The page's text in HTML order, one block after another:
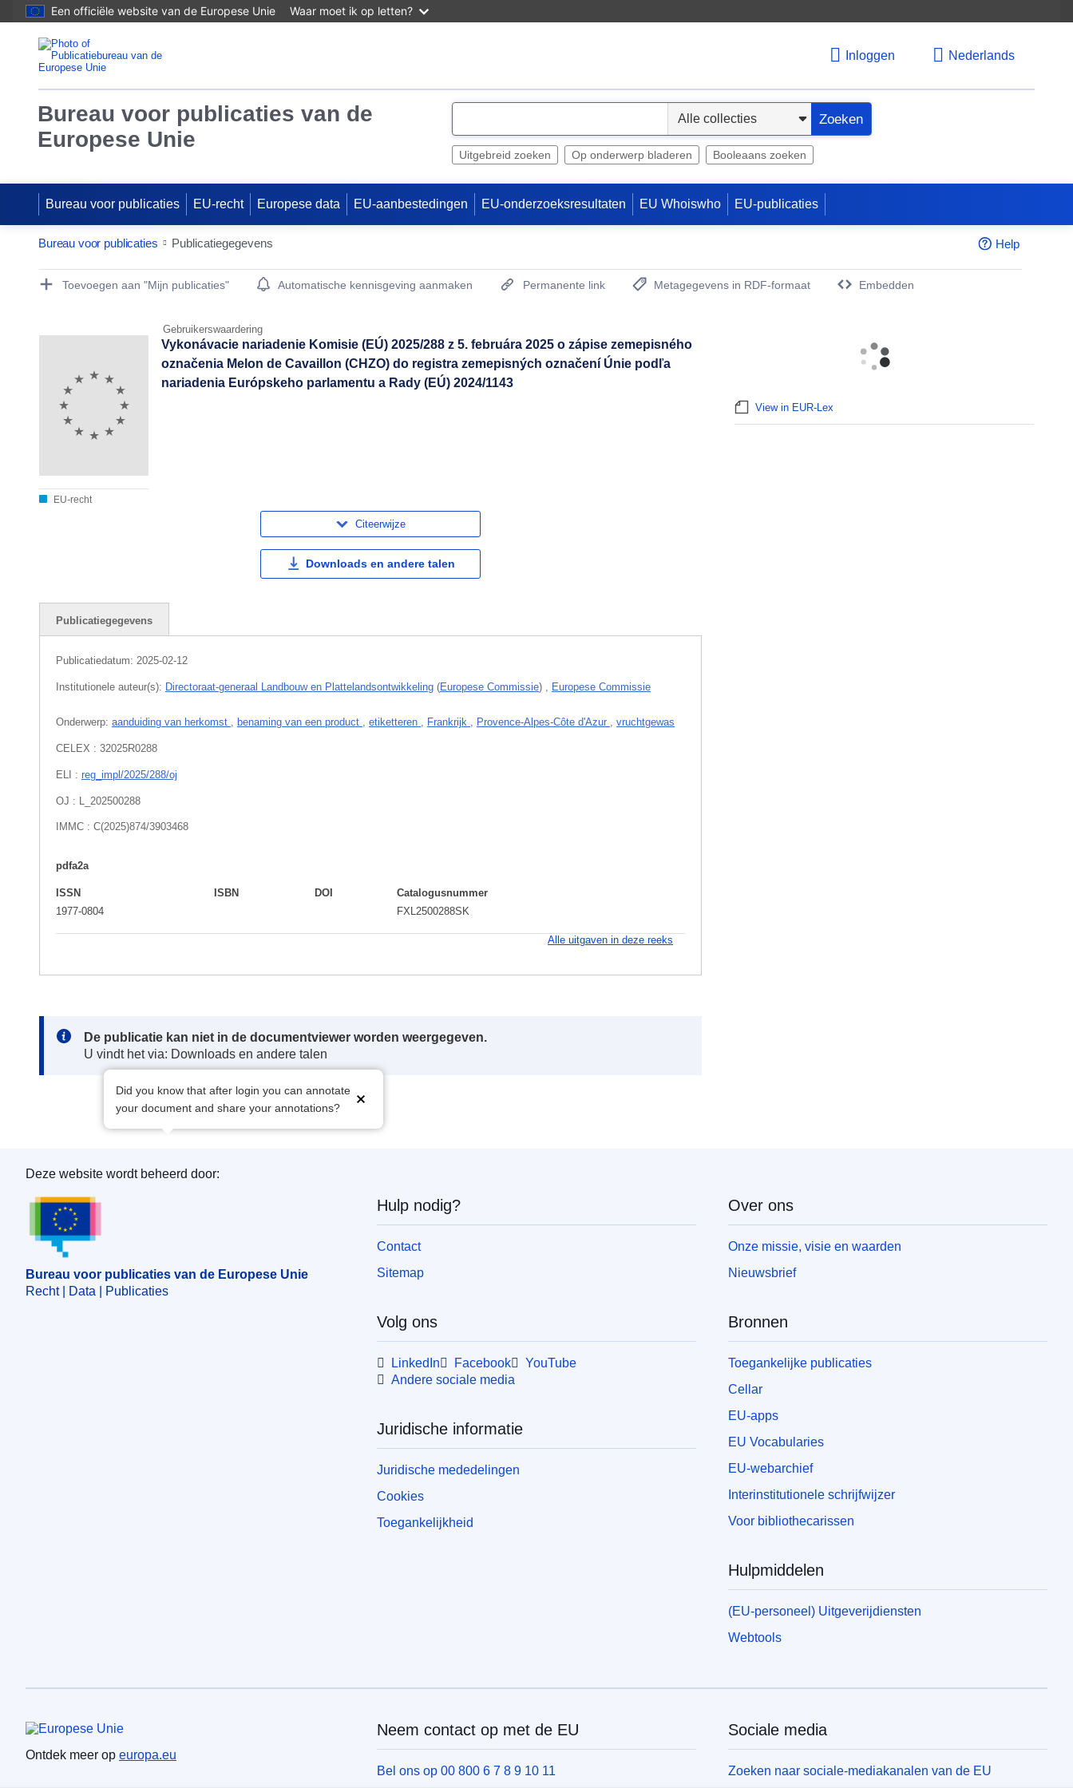
Een officiële website van de Europese Unie Waar moet ik op letten?
Inloggen Nederlands
Bureau voor publicaties van de
Europese Unie
e
Zoeken
Uitgebreid zoeken Op onderwerp bladeren Booleaans zoeken
Bureau voor publicaties EU-recht Europese data EU-aanbestedingen EU-onderzoeksresultaten EU Whoiswho EU-publicaties
Bureau voor publicaties Publicatiegegevens Help
Publication Detail Actions Portlet
Toevoegen aan "Mijn publicaties" Automatische kennisgeving aanmaken Permanente link
Metagegevens in RDF-formaat
Embedden
Gebruikerswaardering
EU-recht
Vykonávacie nariadenie Komisie (EÚ) 2025/288 z 5. februára 2025 o zápise zemepisného
označenia Melon de Cavaillon (CHZO) do registra zemepisných označení Únie podľa
nariadenia Európskeho parlamentu a Rady (EÚ) 2024/1143
Citeerwijze
Downloads en andere talen
Publicatiegegevens
Publicatiedatum: 2025-02-12
Institutionele auteur(s): Directoraat-generaal Landbouw en Plattelandsontwikkeling (Europese Commissie) , Europese Commissie
Onderwerp: aanduiding van herkomst , benaming van een product , etiketteren , Frankrijk , Provence-Alpes-Côte d'Azur , vruchtgewas
CELEX : 32025R0288
ELI : reg_impl/2025/288/oj
OJ : L_202500288
IMMC : C(2025)874/3903468
pdfa2a
ISSN
1977-0804
ISBN DOI
Catalogusnummer
FXL2500288SK
Alle uitgaven in deze reeks
Note:
De publicatie kan niet in de documentviewer worden weergegeven.
U vindt het via: Downloads en andere talen
Did you know that after login you can annotate
your document and share your annotations?
View in EUR-Lex
Bureau voor publicaties van de Europese Unie
Deze website wordt beheerd door:
Bureau voor publicaties van de Europese Unie
Recht | Data | Publicaties
Hulp nodig?
Contact
Sitemap
Volg ons
LinkedIn Facebook
YouTube
Andere sociale media
Juridische informatie
Juridische mededelingen
Cookies
Toegankelijkheid
Over ons
Onze missie, visie en waarden
Nieuwsbrief
Bronnen
Toegankelijke publicaties
Cellar
EU-apps
EU Vocabularies
EU-webarchief
Interinstitutionele schrijfwijzer
Voor bibliothecarissen
Hulpmiddelen
(EU-personeel) Uitgeverijdiensten
Webtools
Europese Unie
Ontdek meer op europa.eu
Neem contact op met de EU
Bel ons op 00 800 6 7 8 9 10 11
Sociale media
Zoeken naar sociale-mediakanalen van de EU